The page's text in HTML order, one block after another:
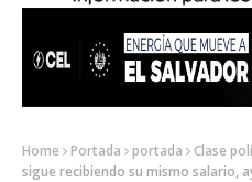
Home Portada portada Clase
sigue recibiendo su mismo salario,